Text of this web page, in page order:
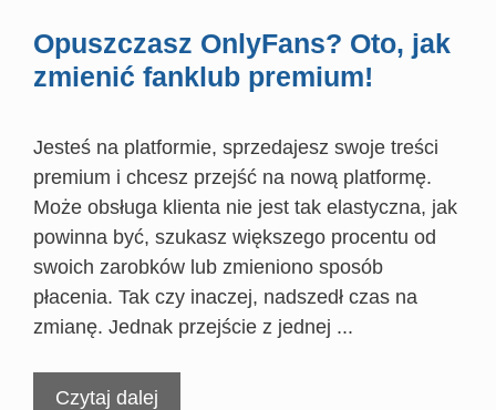
Opuszczasz OnlyFans? Oto, jak
zmienić fanklub premium!
Jesteś na platformie, sprzedajesz swoje treści
premium i chcesz przejść na nową platformę.
Może obsługa klienta nie jest tak elastyczna, jak
powinna być, szukasz większego procentu od
swoich zarobków lub zmieniono sposób
płacenia. Tak czy inaczej, nadszedł czas na
zmianę. Jednak przejście z jednej ...
Czytaj dalej